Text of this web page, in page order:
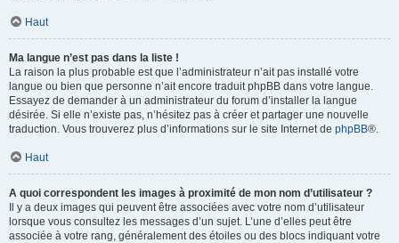
Haut
Ma langue n’est pas dans la liste !
La raison la plus probable est que l’administrateur n’ait pas installé votre
langue ou bien que personne n’ait encore traduit phpBB dans votre langue.
Essayez de demander à un administrateur du forum d’installer la langue
désirée. Si elle n’existe pas, n’hésitez pas à créer et partager une nouvelle
traduction. Vous trouverez plus d’informations sur le site Internet de phpBB®.
Haut
A quoi correspondent les images à proximité de mon nom d’utilisateur ?
Il y a deux images qui peuvent être associées avec votre nom d’utilisateur
lorsque vous consultez les messages d’un sujet. L’une d’elles peut être
associée à votre rang, généralement des étoiles ou des blocs indiquant votre